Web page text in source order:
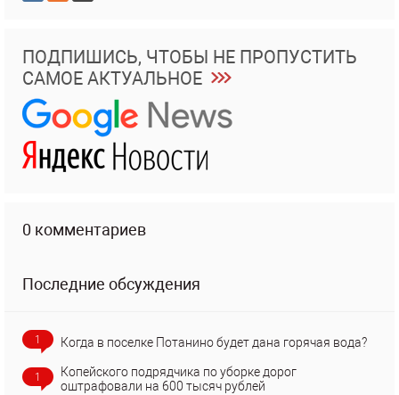
ПОДПИШИСЬ, ЧТОБЫ НЕ ПРОПУСТИТЬ
САМОЕ АКТУАЛЬНОЕ
0 комментариев
Последние обсуждения
1 Когда в поселке Потанино будет дана горячая вода?
1
Копейского подрядчика по уборке дорог
оштрафовали на 600 тысяч рублей